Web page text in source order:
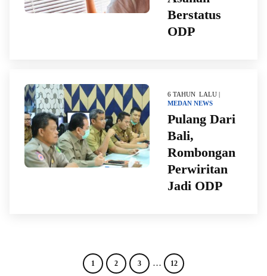
Berstatus
ODP
6 TAHUN LALU |
MEDAN NEWS
Pulang Dari
Bali,
Rombongan
Perwiritan
Jadi ODP
1 2 3 … 12